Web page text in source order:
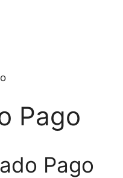
Pago
Pago